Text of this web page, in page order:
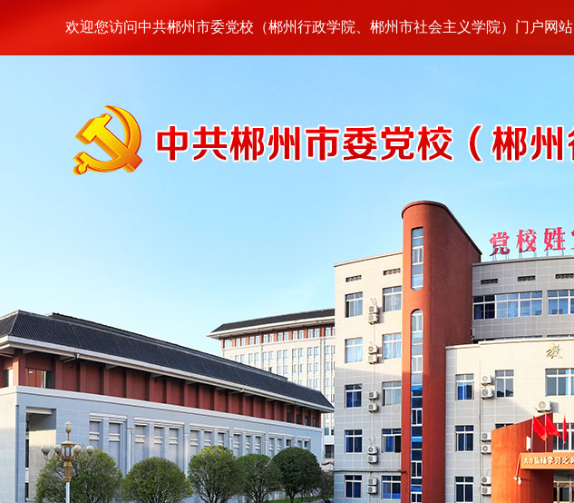
欢迎您访问中共郴州市委党校（郴州行政学院、郴州市社会主义学院）门户网站